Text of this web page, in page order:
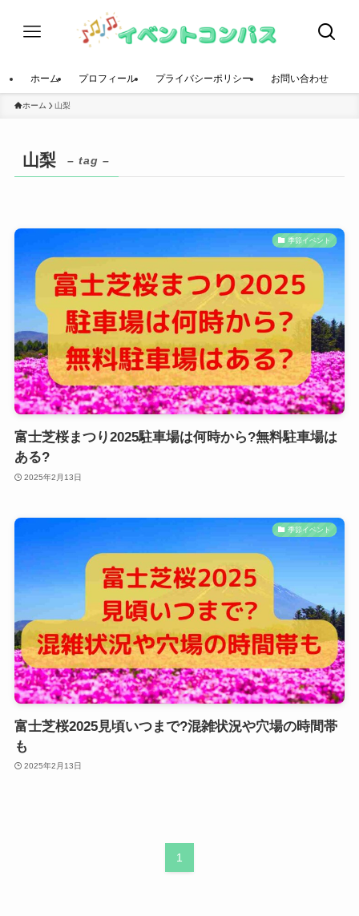
ホーム プロフィール プライバシーポリシー お問い合わせ
ホーム 山梨
山梨 – tag –
季節イベント
富士芝桜まつり2025駐車場は何時から?無料駐車場は
ある?
2025年2月13日
季節イベント
富士芝桜2025見頃いつまで?混雑状況や穴場の時間帯
も
2025年2月13日
1